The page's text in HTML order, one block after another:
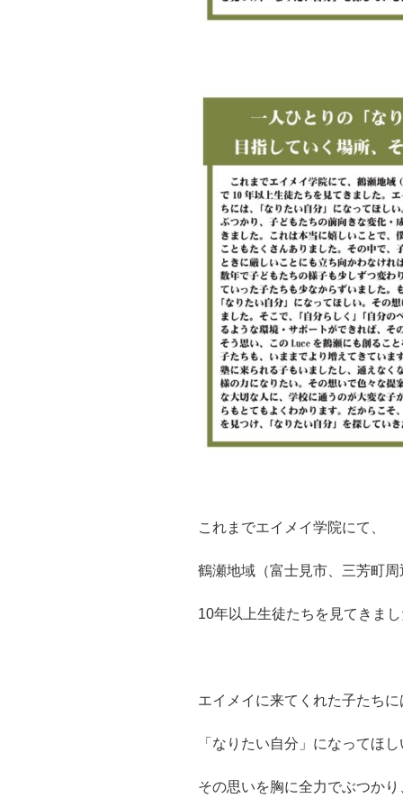
これまでエイメイ学院にて、
鶴瀬地域（富士見市、三芳町周
10年以上生徒たちを見てきま
エイメイに来てくれた子たちに
「なりたい自分」になってほ
その思いを胸に全力でぶつかり